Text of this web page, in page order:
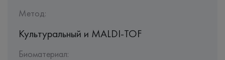
Метод:
Культуральный и MALDI-TOF
Биоматериал: